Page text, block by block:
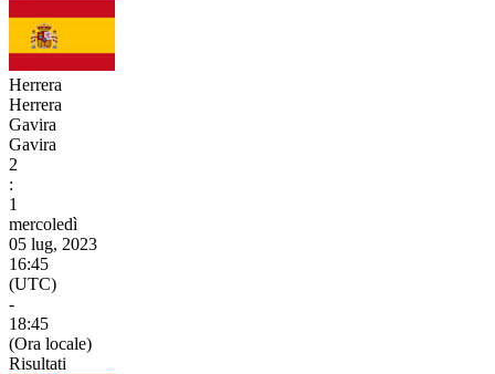
Herrera
Herrera
Gavira
Gavira
2
:
1
mercoledì
05 lug, 2023
16:45
(UTC)
-
18:45
(Ora locale)
Risultati